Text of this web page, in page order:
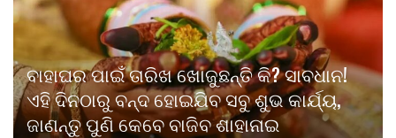
ବାହାଘର ପାଇଁ ତାରିଖ ଖୋଜୁଛନ୍ତି କି? ସାବଧାନ!
ଏହି ଦିନଠାରୁ ବନ୍ଦ ହୋଇଯିବ ସବୁ ଶୁଭ କାର୍ଯ୍ୟ,
ଜାଣନ୍ତୁ ପୁଣି କେବେ ବାଜିବ ଶାହାନାଇ